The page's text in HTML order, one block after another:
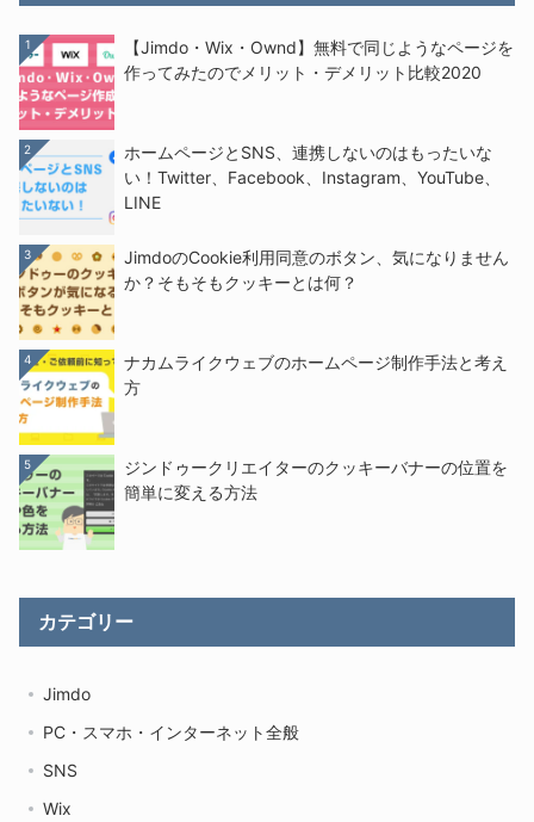
1
【Jimdo・Wix・Ownd】無料で同じようなページを
作ってみたのでメリット・デメリット比較2020
2
ホームページとSNS、連携しないのはもったいな
い！Twitter、Facebook、Instagram、YouTube、
LINE
3
JimdoのCookie利用同意のボタン、気になりません
か？そもそもクッキーとは何？
4
ナカムライクウェブのホームページ制作手法と考え
方
5
ジンドゥークリエイターのクッキーバナーの位置を
簡単に変える方法
カテゴリー
Jimdo
PC・スマホ・インターネット全般
SNS
Wix